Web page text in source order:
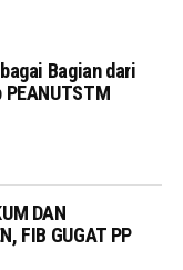
Bagian dari
DAN
FIB GUGAT PP